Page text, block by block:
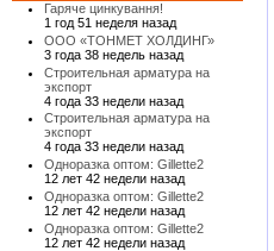
Гаряче цинкування!
1 год 51 неделя назад
ООО «ТОНМЕТ ХОЛДИНГ»
3 года 38 недель назад
Строительная арматура на
экспорт
4 года 33 недели назад
Строительная арматура на
экспорт
4 года 33 недели назад
Одноразка оптом: Gillette2
12 лет 42 недели назад
Одноразка оптом: Gillette2
12 лет 42 недели назад
Одноразка оптом: Gillette2
12 лет 42 недели назад